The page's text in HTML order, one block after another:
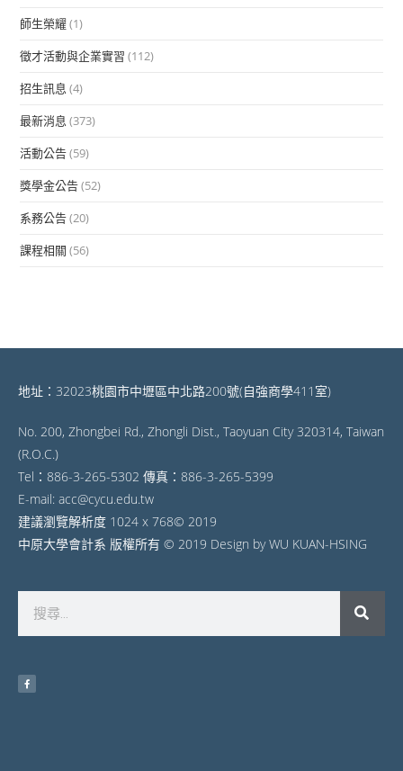
師生榮耀(1)
徵才活動與企業實習 (112)
招生訊息 (4)
最新消息 (373)
活動公告(59)
獎學金公告(52)
系務公告(20)
課程相關 (56)
地址：32023桃園市中壢區中北路200號(自強商學411室)
No. 200, Zhongbei Rd., Zhongli Dist., Taoyuan City 320314, Taiwan
(R.O.C.)
Tel：886-3-265-5302 傳真：886-3-265-5399
E-mail: acc@cycu.edu.tw
建議瀏覽解析度 1024 x 768© 2019
中原大學會計系 版權所有 © 2019 Design by WU KUAN-HSING